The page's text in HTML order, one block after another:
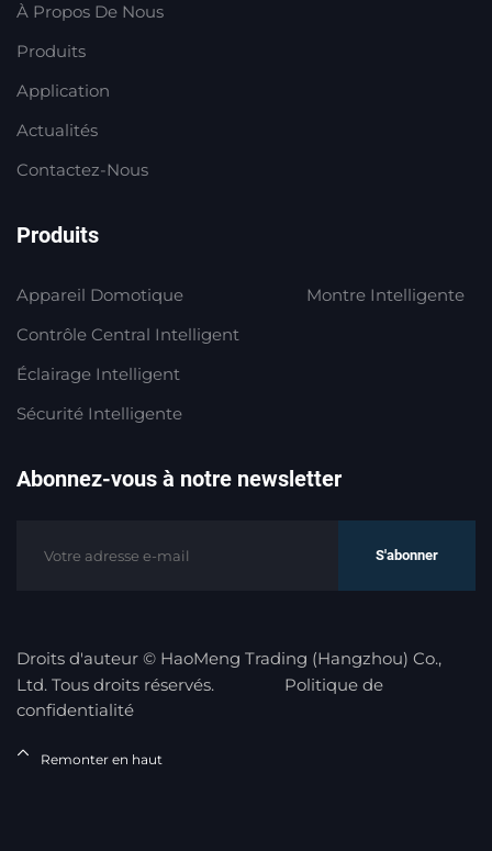
À Propos De Nous
Produits
Application
Actualités
Contactez-Nous
Produits
Appareil Domotique
Contrôle Central Intelligent
Éclairage Intelligent
Sécurité Intelligente
Montre Intelligente
Abonnez-vous à notre newsletter
S'abonner
Droits d'auteur © HaoMeng Trading (Hangzhou) Co.,
Ltd. Tous droits réservés.
Politique de
confidentialité
Remonter en haut